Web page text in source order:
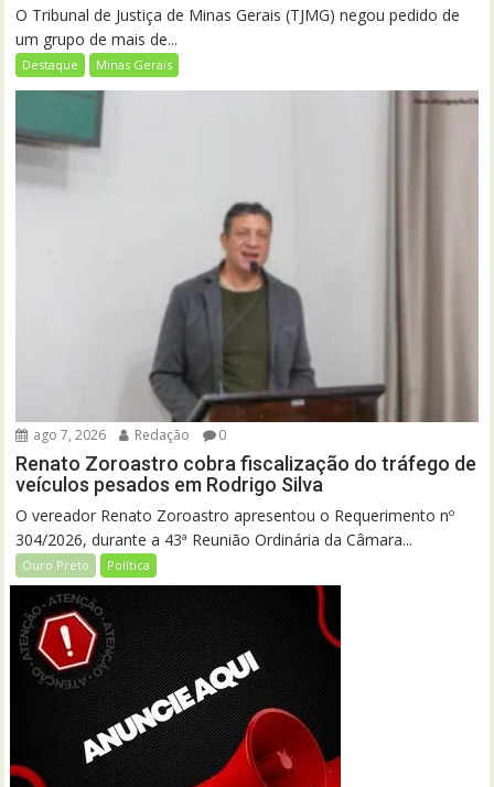
O Tribunal de Justiça de Minas Gerais (TJMG) negou pedido de
um grupo de mais de...
Destaque Minas Gerais
ago 7, 2026 Redação 0
Renato Zoroastro cobra fiscalização do tráfego de
veículos pesados em Rodrigo Silva
O vereador Renato Zoroastro apresentou o Requerimento nº
304/2026, durante a 43ª Reunião Ordinária da Câmara...
Ouro Preto Política